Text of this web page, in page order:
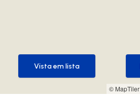
© MapTiler
Vista em lista
Vista em lista